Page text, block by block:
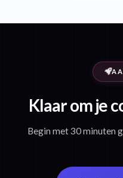
Klaar om je
Begin met 30 minuten